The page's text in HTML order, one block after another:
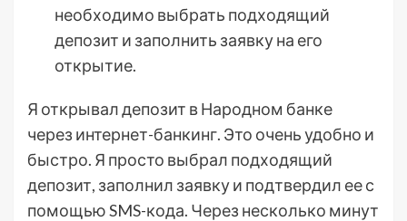
необходимо выбрать подходящий
депозит и заполнить заявку на его
открытие.
Я открывал депозит в Народном банке
через интернет-банкинг. Это очень удобно и
быстро. Я просто выбрал подходящий
депозит, заполнил заявку и подтвердил ее с
помощью SMS-кода. Через несколько минут